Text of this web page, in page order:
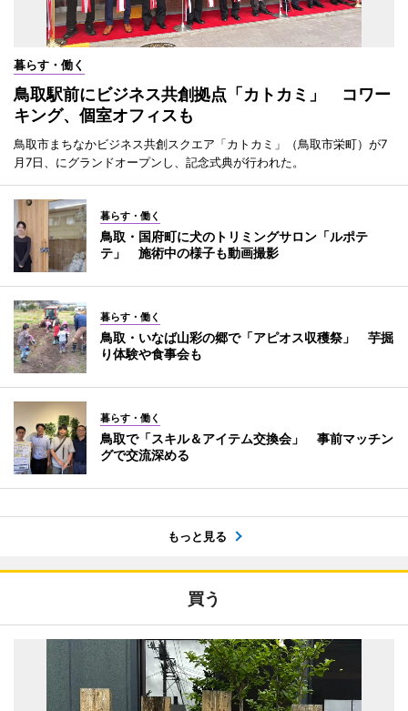
暮らす・働く
鳥取駅前にビジネス共創拠点「カトカミ」 コワー
キング、個室オフィスも
鳥取市まちなかビジネス共創スクエア「カトカミ」（鳥取市栄町）が7
月7日、にグランドオープンし、記念式典が行われた。
暮らす・働く
鳥取・国府町に犬のトリミングサロン「ルポテ
テ」 施術中の様子も動画撮影
暮らす・働く
鳥取・いなば山彩の郷で「アピオス収穫祭」 芋掘
り体験や食事会も
暮らす・働く
鳥取で「スキル＆アイテム交換会」 事前マッチン
グで交流深める
もっと見る
買う